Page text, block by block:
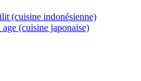
(cuisine indonésienne)
age (cuisine japonaise)